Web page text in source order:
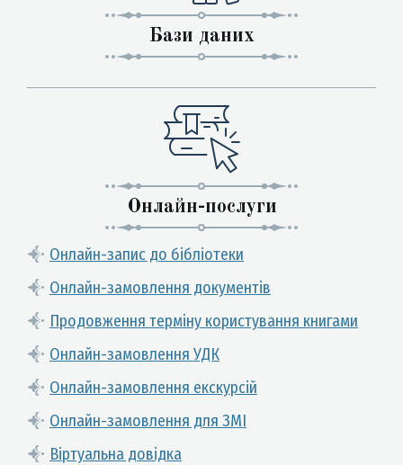
Бази даних
Онлайн-послуги
Онлайн-запис до бібліотеки
Онлайн-замовлення документів
Продовження терміну користування книгами
Онлайн-замовлення УДК
Онлайн-замовлення екскурсій
Онлайн-замовлення для ЗМІ
Віртуальна довідка